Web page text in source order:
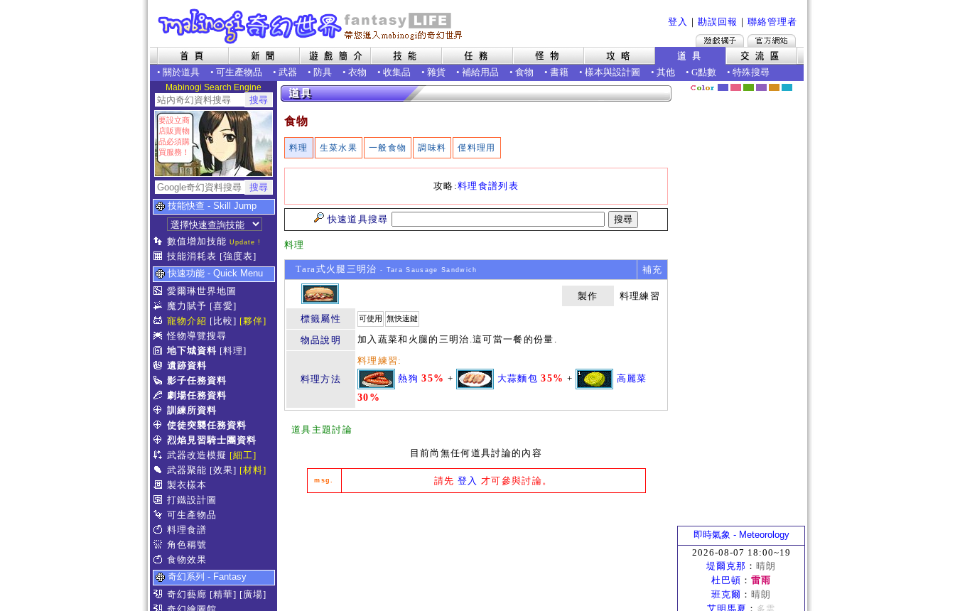
登入 ｜ 勘誤回報 ｜ 聯絡管理者
• 關於道具 • 可生產物品 • 武器 • 防具 • 衣物 • 收集品 • 雜貨 • 補給用品 • 食物 • 書籍 • 樣本與設計圖 • 其他 • G點數 • 特殊搜尋
Mabinogi Search Engine
要設立商
店販賣物
品必須購
買服務！
技能快查 - Skill Jump
數值增加技能 Update !
技能消耗表 [強度表]
快速功能 - Quick Menu
愛爾琳世界地圖
魔力賦予 [喜愛]
寵物介紹 [比較] [夥伴]
怪物導覽搜尋
地下城資料 [料理]
遺跡資料
影子任務資料
劇場任務資料
訓練所資料
使徒突襲任務資料
烈焰見習騎士團資料
武器改造模擬 [細工]
武器聚能 [效果] [材料]
製衣樣本
打鐵設計圖
可生產物品
料理食譜
角色稱號
食物效果
奇幻系列 - Fantasy
奇幻藝廊 [精華] [廣場]
食物
料理 生菜水果 一般食物 調味料 僅料理用
攻略:料理食譜列表
快速道具搜尋
料理
Tara式火腿三明治 - Tara Sausage Sandwich 補充
製作 料理練習
標籤屬性 可使用 無快速鍵
物品說明 加入蔬菜和火腿的三明治.這可當一餐的份量.
料理方法
料理練習:
熱狗 35% + 大蒜麵包 35% +
高麗菜
30%
道具主題討論
目前尚無任何道具討論的內容
msg. 請先 登入 才可參與討論。
即時氣象 - Meteorology
2026-08-07 18:00~19
堤爾克那 ： 晴朗
杜巴頓 ： 雷雨
班克爾 ： 晴朗
艾明馬夏 ： 多雲